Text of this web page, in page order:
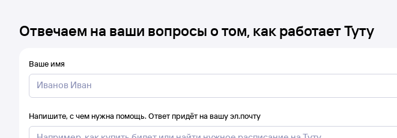
Отвечаем на ваши вопросы о том, как работает Туту
Ваше имя
Напишите, с чем нужна помощь. Ответ придёт на вашу эл.почту